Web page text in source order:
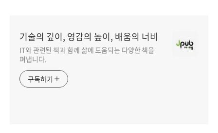
기술의 깊이, 영감의 높이, 배움의 너비
IT와 관련된 책과 함께 삶에 도움되는 다양한 책을
펴냅니다.
구독하기